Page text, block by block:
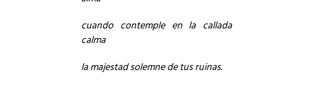
cuando contemple en la callada
calma
la majestad solemne de tus ruinas.